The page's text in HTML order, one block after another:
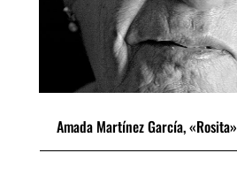
Amada Martínez García, «Rosita»